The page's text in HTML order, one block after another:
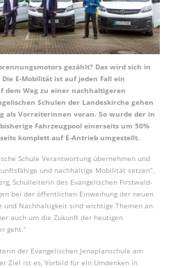
gezählt? Das wird sich in
E-Mobilität ist auf jeden Fall ein
dem Weg zu einer nachhaltigeren
Schulen der Landeskirche gehen
als Vorreiterinnen voran. So wurde der in
Fahrzeugpool einerseits um 50%
komplett auf E-Antrieb umgestellt.
Schule Verantwortung übernehmen und
und nachhaltige Mobilität setzen“,
Schulleiterin des Evangelischen Firstwald-
bei der öffentlichen Einweihung der neuen
und Nachhaltigkeit sind wichtige Themen an
auch um die Zukunft der heutigen
geht.“
der Evangelischen Jenaplanschule am
Ziel ist es, Vorbild für ein Umdenken in